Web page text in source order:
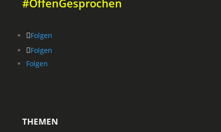
#OffenGesprochen
Folgen
Folgen
Folgen
THEMEN